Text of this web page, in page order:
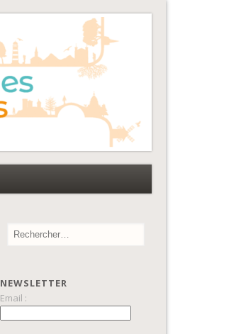
NEWSLETTER
Email :